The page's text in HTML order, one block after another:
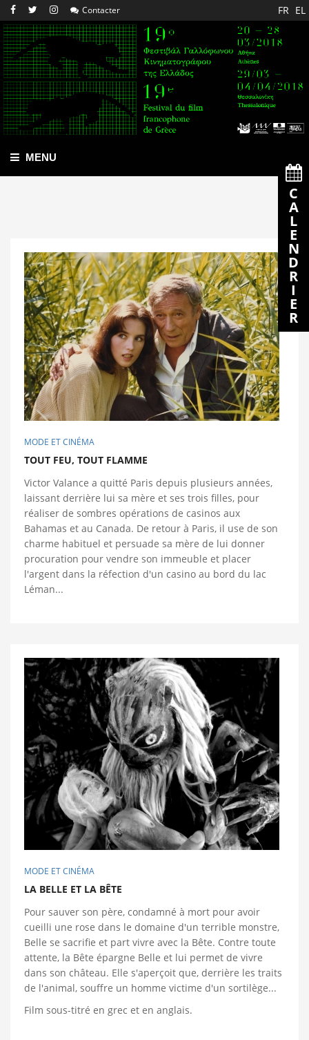
Contacter FR EL
MENU
MODE ET CINÉMA
TOUT FEU, TOUT FLAMME
Victor Valance a quitté Paris depuis plusieurs années,
laissant derrière lui sa mère et ses trois filles, pour
réaliser de sombres opérations de casinos aux
Bahamas et au Canada. De retour à Paris, il use de son
charme habituel et persuade sa mère de lui donner
procuration pour vendre son immeuble et placer
l'argent dans la réfection d'un casino au bord du lac
Léman...
MODE ET CINÉMA
LA BELLE ET LA BÊTE
Pour sauver son père, condamné à mort pour avoir
cueilli une rose dans le domaine d'un terrible monstre,
Belle se sacrifie et part vivre avec la Bête. Contre toute
attente, la Bête épargne Belle et lui permet de vivre
dans son château. Elle s'aperçoit que, derrière les traits
de l'animal, souffre un homme victime d'un sortilège...
Film sous-titré en grec et en anglais.
C
A
L
E
N
D
R
I
E
R